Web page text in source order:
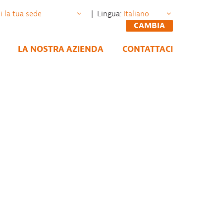
| Lingua:
CAMBIA
LA NOSTRA AZIENDA CONTATTACI